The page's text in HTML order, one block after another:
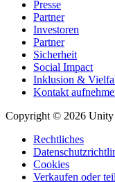
Presse
Partner
Investoren
Partner
Sicherheit
Social Impact
Inklusion &
Kontakt
Copyright © 2026 Unity
Rechtliches
Cookies
Verkaufen oder